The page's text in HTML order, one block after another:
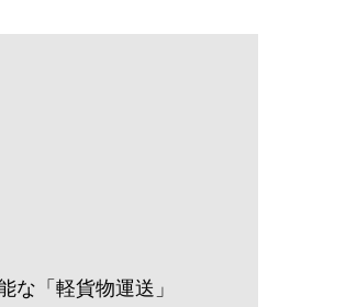
な「軽貨物運送」